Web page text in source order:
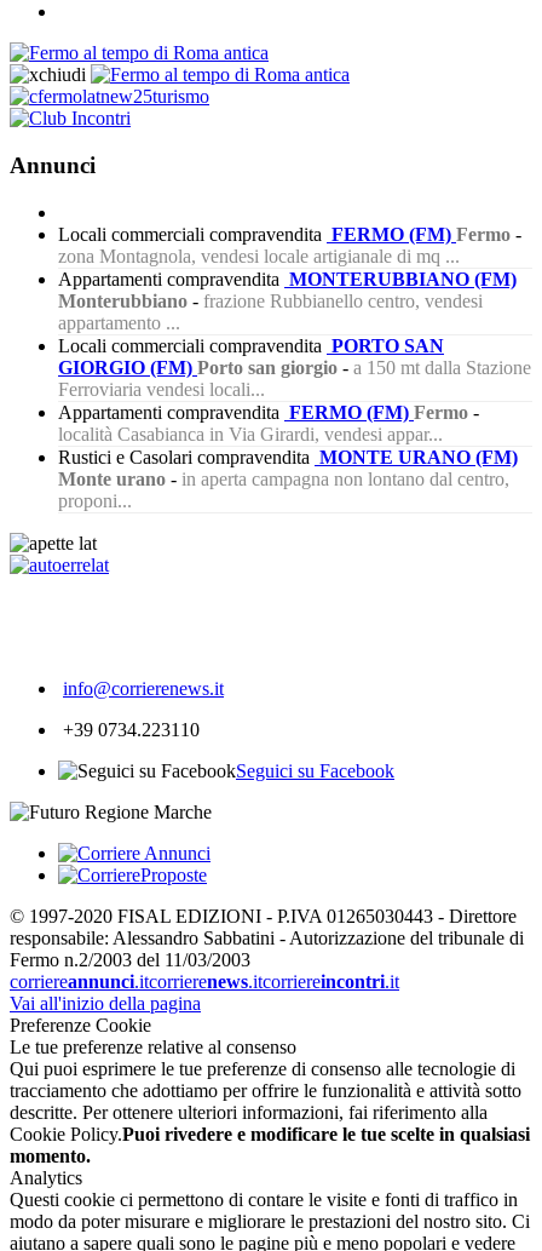
Annunci
Locali commerciali compravendita FERMO (FM) Fermo -
zona Montagnola, vendesi locale artigianale di mq ...
Appartamenti compravendita MONTERUBBIANO (FM)
Monterubbiano - frazione Rubbianello centro, vendesi
appartamento ...
Locali commerciali compravendita PORTO SAN
GIORGIO (FM) Porto san giorgio - a 150 mt dalla Stazione
Ferroviaria vendesi locali...
Appartamenti compravendita FERMO (FM) Fermo -
località Casabianca in Via Girardi, vendesi appar...
Rustici e Casolari compravendita MONTE URANO (FM)
Monte urano - in aperta campagna non lontano dal centro,
proponi...
info@corrierenews.it
+39 0734.223110
Seguici su Facebook
© 1997-2020 FISAL EDIZIONI - P.IVA 01265030443 - Direttore
responsabile: Alessandro Sabbatini - Autorizzazione del tribunale di
Fermo n.2/2003 del 11/03/2003
corriereannunci.itcorrierenews.itcorriereincontri.it
Vai all'inizio della pagina
Preferenze Cookie
Le tue preferenze relative al consenso
Qui puoi esprimere le tue preferenze di consenso alle tecnologie di
tracciamento che adottiamo per offrire le funzionalità e attività sotto
descritte. Per ottenere ulteriori informazioni, fai riferimento alla
Cookie Policy.Puoi rivedere e modificare le tue scelte in qualsiasi
momento.
Analytics
Questi cookie ci permettono di contare le visite e fonti di traffico in
modo da poter misurare e migliorare le prestazioni del nostro sito. Ci
aiutano a sapere quali sono le pagine più e meno popolari e vedere